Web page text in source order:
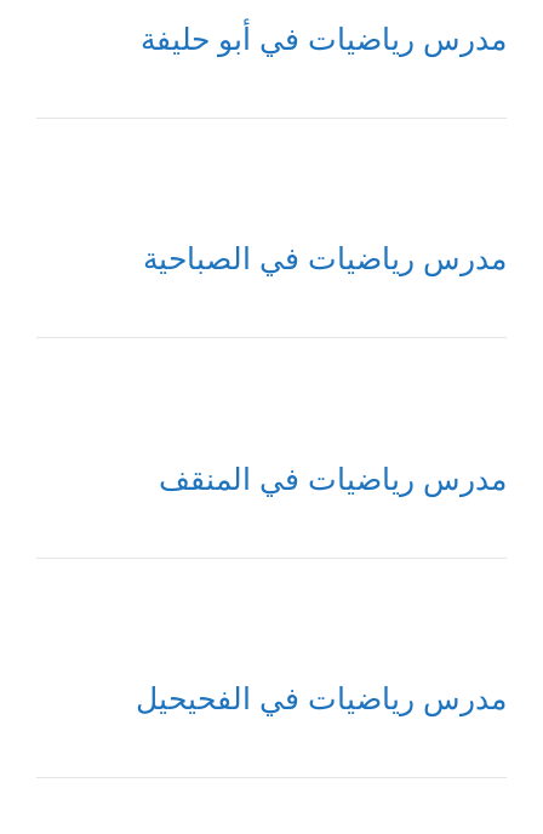
مدرس رياضيات في أبو حليفة
مدرس رياضيات في الصباحية
مدرس رياضيات في المنقف
مدرس رياضيات في الفحيحيل